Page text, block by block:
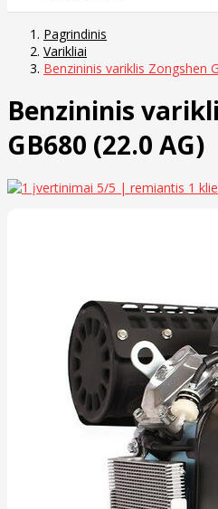
Pagrindinis
Varikliai
Benzininis variklis Zongshen
Benzininis
GB680 (22.0 AG)
5/5 | remiantis 1